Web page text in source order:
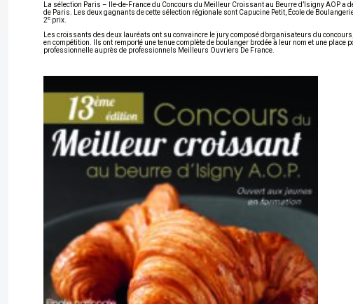
La sélection Paris – Ile-de-France du Concours du Meilleur Croissant au Beurre d’Isigny AOP a
de Paris. Les deux gagnants de cette sélection régionale sont Capucine Petit, École de
2e prix.
Les croissants des deux lauréats ont su convaincre le jury composé d’organisateurs du
en compétition. Ils ont remporté une tenue complète de boulanger brodée à leur nom et une
professionnelle auprès de professionnels Meilleurs Ouvriers De France.